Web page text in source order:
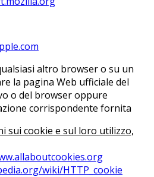
altro browser o su un
la pagina Web ufficiale del
o del browser oppure
corrispondente fornita
sui cookie e sul loro utilizzo,
wiki/HTTP_cookie